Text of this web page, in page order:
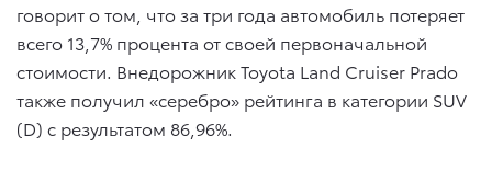
говорит о том, что за три года автомобиль потеряет
всего 13,7% процента от своей первоначальной
стоимости. Внедорожник Toyota Land Cruiser Prado
также получил «серебро» рейтинга в категории SUV
(D) с результатом 86,96%.